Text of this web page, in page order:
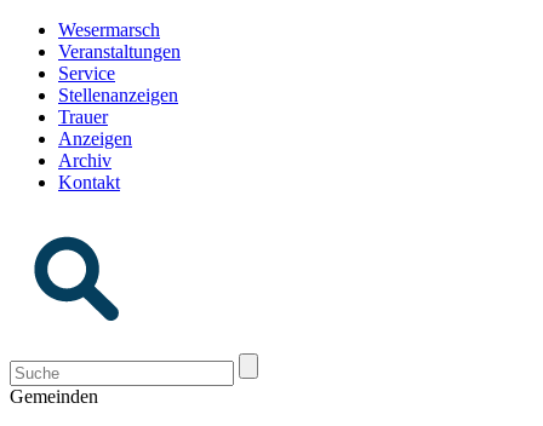
Wesermarsch
Veranstaltungen
Service
Stellenanzeigen
Trauer
Anzeigen
Archiv
Kontakt
Gemeinden